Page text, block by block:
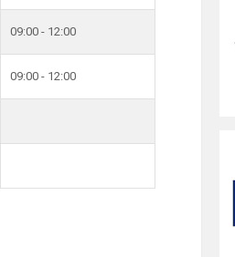
09:00 - 12:00
09:00 - 12:00